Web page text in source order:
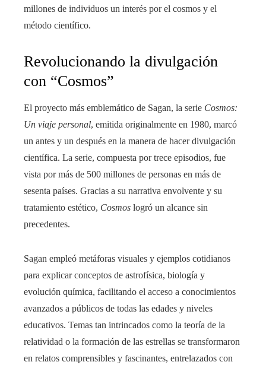
millones de individuos un interés por el cosmos y el
método científico.
Revolucionando la divulgación
con “Cosmos”
El proyecto más emblemático de Sagan, la serie Cosmos:
Un viaje personal, emitida originalmente en 1980, marcó
un antes y un después en la manera de hacer divulgación
científica. La serie, compuesta por trece episodios, fue
vista por más de 500 millones de personas en más de
sesenta países. Gracias a su narrativa envolvente y su
tratamiento estético, Cosmos logró un alcance sin
precedentes.
Sagan empleó metáforas visuales y ejemplos cotidianos
para explicar conceptos de astrofísica, biología y
evolución química, facilitando el acceso a conocimientos
avanzados a públicos de todas las edades y niveles
educativos. Temas tan intrincados como la teoría de la
relatividad o la formación de las estrellas se transformaron
en relatos comprensibles y fascinantes, entrelazados con